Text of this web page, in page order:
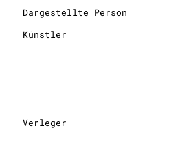
Dargestellte Person
Künstler
Verleger